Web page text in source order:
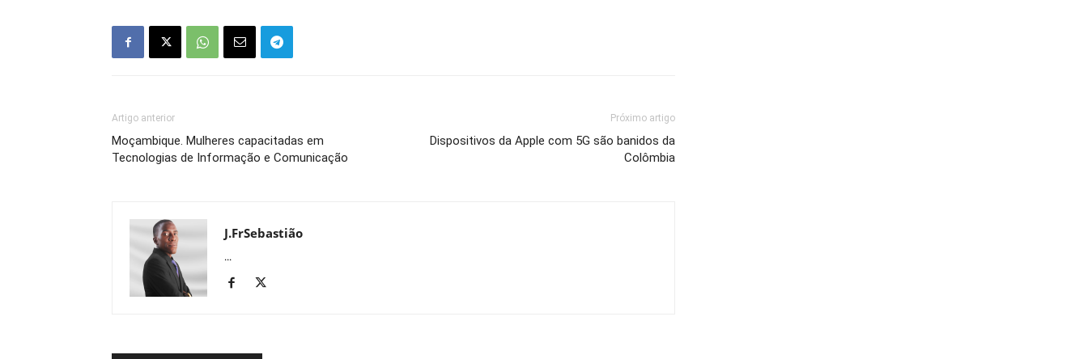
Artigo anterior
Moçambique. Mulheres capacitadas em
Tecnologias de Informação e Comunicação
Próximo artigo
Dispositivos da Apple com 5G são banidos da
Colômbia
J.FrSebastião
...